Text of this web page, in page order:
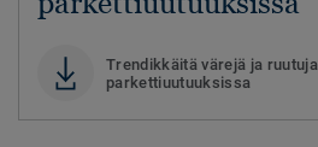
Trendikkäitä värejä ja ruutuja
parkettiuutuuksissa